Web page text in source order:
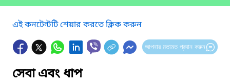
এই কনটেন্টটি শেয়ার করতে ক্লিক করুন
আপনার মতামত প্রদান করুন
সেবা এবং ধাপ